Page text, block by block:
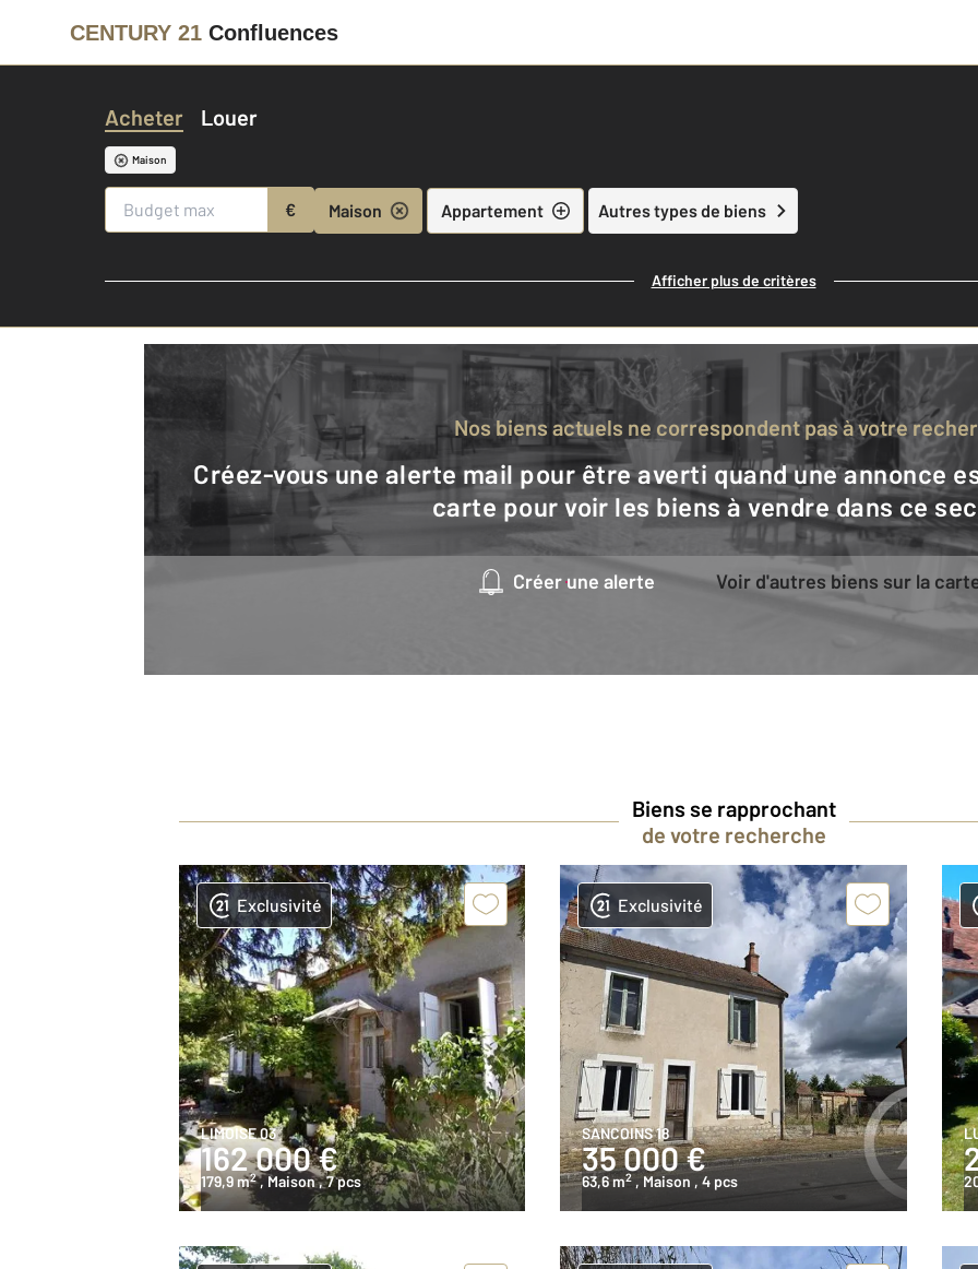
CENTURY 21 Confluences
Acheter Louer
Maison
€ Maison Appartement Autres types de biens
Afficher plus de critères
Nos biens actuels ne correspondent pas à votre
Créez-vous une alerte mail pour être averti quand une annonce est en ligne et consultez la
carte pour voir les biens à vendre dans ce
Créer une alerte Voir d'autres biens sur la
Biens se rapprochant
de votre recherche
Exclusivité
LIMOISE 03
162 000 €
179,9 m2 , Maison, 7 pcs
Exclusivité
SANCOINS 18
35 000 €
63,6 m2 , Maison , 4 pcs